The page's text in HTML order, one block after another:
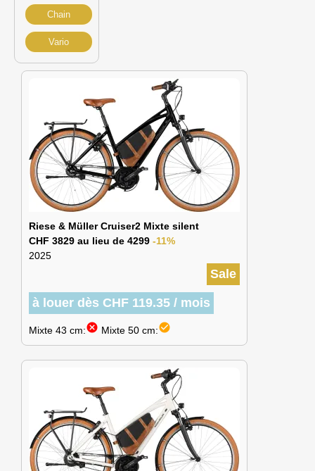
Chain
Vario
Riese & Müller Cruiser2 Mixte silent
CHF 3829 au lieu de 4299 -11%
2025
Sale
à louer dès CHF 119.35 / mois
Mixte 43 cm:cancel Mixte 50 cm:check_circle